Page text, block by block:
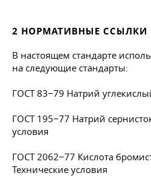
2 НОРМАТИВНЫЕ ССЫЛКИ
В настоящем стандарте
на следующие стандарты:
ГОСТ 83−79 Натрий
ГОСТ 195−77 Натрий
условия
ГОСТ 2062−77 Кислота
Технические условия